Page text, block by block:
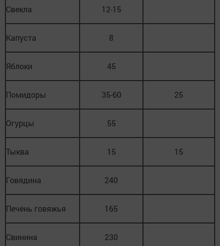
Свекла 12-15
Капуста 8
Яблоки 45
Помидоры 35-60 25
Огурцы 55
Тыква 15 15
Говядина 240
Печень говяжья 165
Свинина 230